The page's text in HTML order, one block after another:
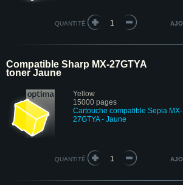
QUANTITÉ
Compatible Sharp MX-27GTYA
toner Jaune
Yellow
15000 pages
Cartouche compatible Sepia MX-
27GTYA - Jaune
QUANTITÉ